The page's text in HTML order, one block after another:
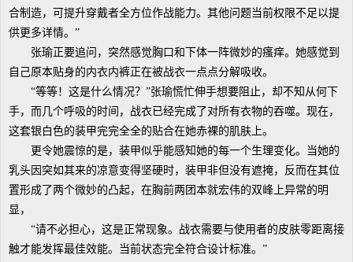
合制造，可提升穿戴者全方位作战能力。其他问题当前权限不足以提
供更多详情。”
张瑜正要追问，突然感觉胸口和下体一阵微妙的瘙痒。她感觉到
自己原本贴身的内衣内裤正在被战衣一点点分解吸收。
“等等！这是什么情况？”张瑜慌忙伸手想要阻止，却不知从何下
手，而几个呼吸的时间，战衣已经完成了对所有衣物的吞噬。现在，
这套银白色的装甲完完全全的贴合在她赤裸的肌肤上。
更令她震惊的是，装甲似乎能感知她的每一个生理变化。当她的
乳头因突如其来的凉意变得坚硬时，装甲非但没有遮掩，反而在其位
置形成了两个微妙的凸起，在胸前两团本就宏伟的双峰上异常的明
显，
“请不必担心，这是正常现象。战衣需要与使用者的皮肤零距离接
触才能发挥最佳效能。当前状态完全符合设计标准。”